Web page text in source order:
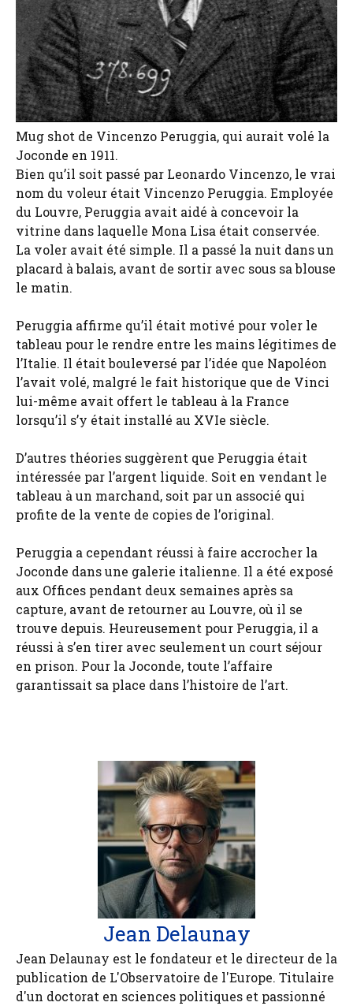
Mug shot de Vincenzo Peruggia, qui aurait volé la
Joconde en 1911.
Bien qu’il soit passé par Leonardo Vincenzo, le vrai
nom du voleur était Vincenzo Peruggia. Employée
du Louvre, Peruggia avait aidé à concevoir la
vitrine dans laquelle Mona Lisa était conservée.
La voler avait été simple. Il a passé la nuit dans un
placard à balais, avant de sortir avec sous sa blouse
le matin.
Peruggia affirme qu’il était motivé pour voler le
tableau pour le rendre entre les mains légitimes de
l’Italie. Il était bouleversé par l’idée que Napoléon
l’avait volé, malgré le fait historique que de Vinci
lui-même avait offert le tableau à la France
lorsqu’il s’y était installé au XVIe siècle.
D’autres théories suggèrent que Peruggia était
intéressée par l’argent liquide. Soit en vendant le
tableau à un marchand, soit par un associé qui
profite de la vente de copies de l’original.
Peruggia a cependant réussi à faire accrocher la
Joconde dans une galerie italienne. Il a été exposé
aux Offices pendant deux semaines après sa
capture, avant de retourner au Louvre, où il se
trouve depuis. Heureusement pour Peruggia, il a
réussi à s’en tirer avec seulement un court séjour
en prison. Pour la Joconde, toute l’affaire
garantissait sa place dans l’histoire de l’art.
Jean Delaunay
Jean Delaunay est le fondateur et le directeur de la
publication de L'Observatoire de l'Europe. Titulaire
d'un doctorat en sciences politiques et passionné